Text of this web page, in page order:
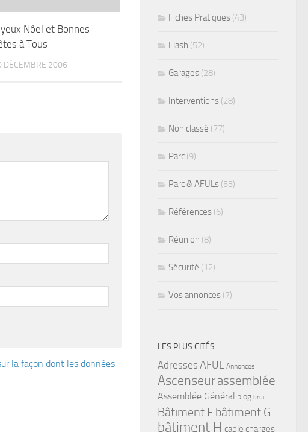
Nôel et Bonnes
à Tous
DÉCEMBRE 2006
la façon dont les données
Fiches Pratiques (43)
Flash (52)
Garages (28)
Interventions (28)
Non classé (77)
Parc (9)
Parc & AFULs (53)
Références (6)
Réunion (8)
Sécurité (12)
Vos annonces (7)
LES PLUS CITÉS
Adresses AFUL Annonces
Ascenseurassemblée
Assemblée Général blog bruit
Bâtiment F bâtiment G
bâtiment H cable charges